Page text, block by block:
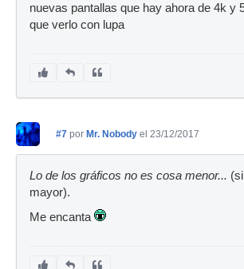
nuevas pantallas que hay ahora de 4k y
que verlo con lupa
#7 por Mr. Nobody el 23/12/2017
Lo de los gráficos no es cosa menor...
mayor).
Me encanta